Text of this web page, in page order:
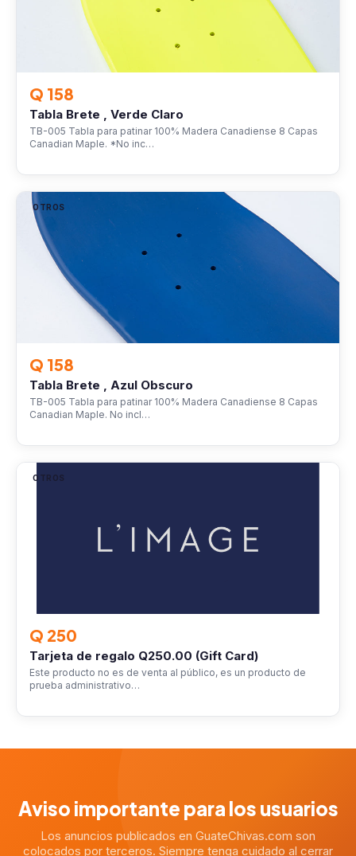
Q 158
Tabla Brete , Verde Claro
TB-005 Tabla para patinar 100% Madera Canadiense 8 Capas
Canadian Maple. *No inc…
OTROS
Q 158
Tabla Brete , Azul Obscuro
TB-005 Tabla para patinar 100% Madera Canadiense 8 Capas
Canadian Maple. No incl…
OTROS
Q 250
Tarjeta de regalo Q250.00 (Gift Card)
Este producto no es de venta al público, es un producto de
prueba administrativo…
Aviso importante para los usuarios
Los anuncios publicados en GuateChivas.com son
colocados por terceros. Siempre tenga cuidado al cerrar